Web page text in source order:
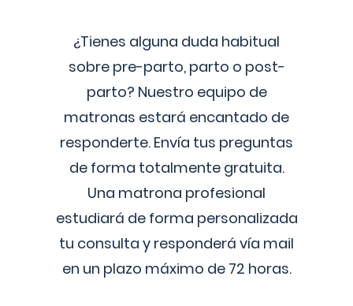
¿Tienes alguna duda habitual
sobre pre-parto, parto o post-
parto? Nuestro equipo de
matronas estará encantado de
responderte. Envía tus preguntas
de forma totalmente gratuita.
Una matrona profesional
estudiará de forma personalizada
tu consulta y responderá vía mail
en un plazo máximo de 72 horas.